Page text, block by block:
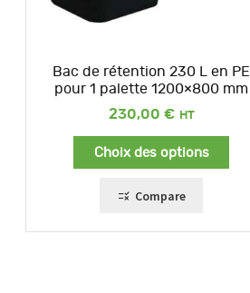
Bac de rétention 230 L en PE
pour 1 palette 1200×800 mm
230,00 €
Choix des options
Compare